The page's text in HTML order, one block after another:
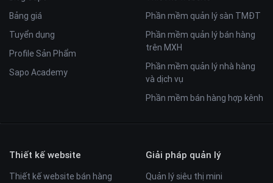
Bảng giá
Tuyển dụng
Profile Sản Phẩm
Sapo Academy
Phần mềm quản lý sàn TMĐT
Phần mềm quản lý bán hàng
trên MXH
Phần mềm quản lý nhà hàng
và dịch vụ
Phần mềm bán hàng hợp kênh
Thiết kế website
Thiết kế website bán hàng
Giải pháp quản lý
Quản lý siêu thị mini